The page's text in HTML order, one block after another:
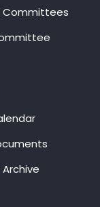
Committees